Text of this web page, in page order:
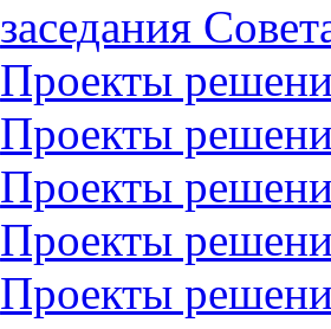
заседания
Проекты
Проекты
Проекты
Проекты
Проекты